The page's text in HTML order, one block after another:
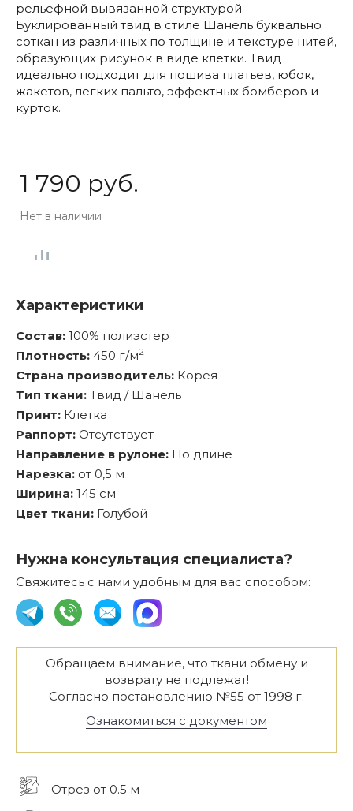
рельефной вывязанной структурой.
Буклированный твид в стиле Шанель буквально
соткан из различных по толщине и текстуре нитей,
образующих рисунок в виде клетки. Твид
идеально подходит для пошива платьев, юбок,
жакетов, легких пальто, эффектных бомберов и
курток.
1 790 руб.
Нет в наличии
Характеристики
Состав: 100% полиэстер
Плотность: 450 г/м2
Страна производитель: Корея
Тип ткани: Твид / Шанель
Принт: Клетка
Раппорт: Отсутствует
Направление в рулоне: По длине
Нарезка: от 0,5 м
Ширина: 145 см
Цвет ткани: Голубой
Нужна консультация специалиста?
Свяжитесь с нами удобным для вас способом:
Обращаем внимание, что ткани обмену и
возврату не подлежат!
Согласно постановлению №55 от 1998 г.
Ознакомиться с документом
Отрез от 0.5 м